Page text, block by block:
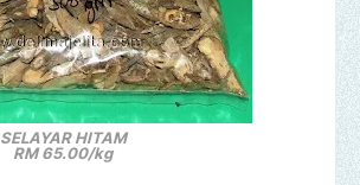
SELAYAR HITAM
RM 65.00/kg